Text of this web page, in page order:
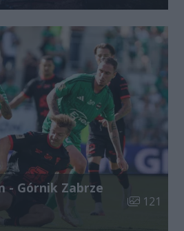
- Górnik Zabrze
Liczba
121